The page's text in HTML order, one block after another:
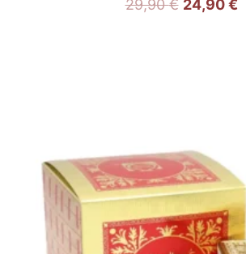
29,90€ 24,90€